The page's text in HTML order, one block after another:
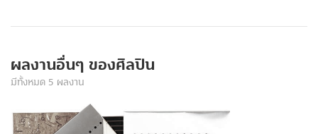
ผลงานอื่นๆ ของศิลปิน
มีทั้งหมด 5 ผลงาน